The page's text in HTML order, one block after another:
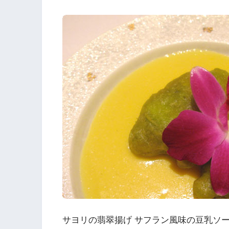
サヨリの翡翠揚げ サフラン風味の豆乳ソ